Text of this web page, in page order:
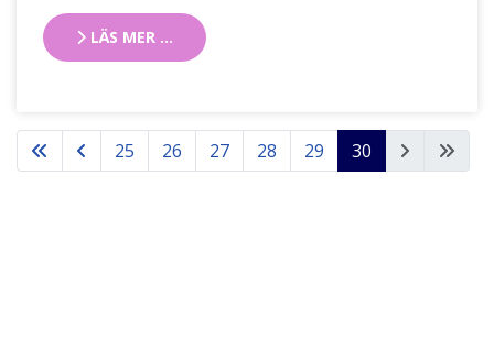
LÄS MER …
25 26 27 28 29 30